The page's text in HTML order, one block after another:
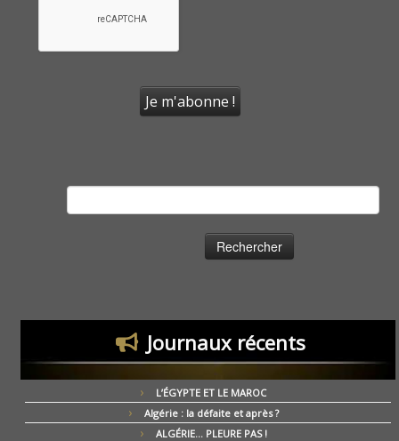
Journaux récents
L’ÉGYPTE ET LE MAROC
Algérie : la défaite et après ?
ALGÉRIE… PLEURE PAS !